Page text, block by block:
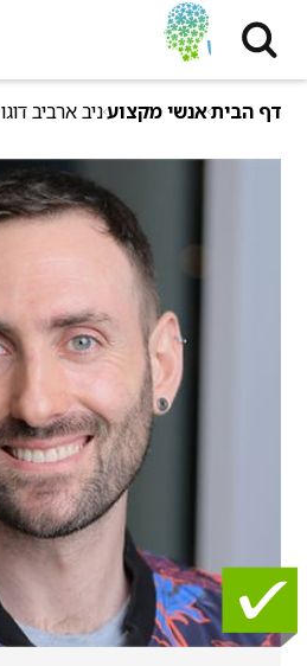
דף הביתאנשי מקצועניב ארביב דוגו